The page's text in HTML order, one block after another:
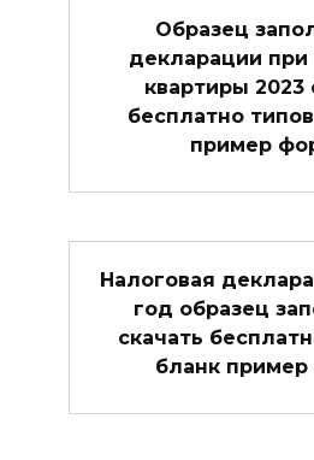
Образец
декларации
квартиры 2023
бесплатно
пример
Налоговая
год образец
скачать
бланк